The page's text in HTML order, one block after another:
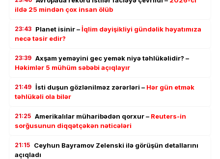
ildə 25 mindən çox insan ölüb
23:43 Planet isinir –İqlim dəyişikliyi gündəlik həyatımıza
necə təsir edir?
23:39 Axşam yeməyini gec yemək niyə təhlükəlidir? –
Həkimlər 5 mühüm səbəbi açıqlayır
21:49 İsti duşun gözlənilməz zərərləri – Hər gün etmək
təhlükəli ola bilər
21:25 Amerikalılar müharibədən qorxur – Reuters-in
sorğusunun diqqətçəkən nəticələri
21:15 Ceyhun Bayramov Zelenski ilə görüşün detallarını
açıqladı